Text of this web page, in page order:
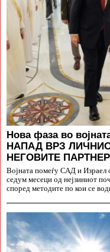
Нова фаза во
НАПАД ВРЗ
НЕГОВИТЕ
Војната помеѓу САД и Израел
седум месеци од нејзиниот
според методите по кои се